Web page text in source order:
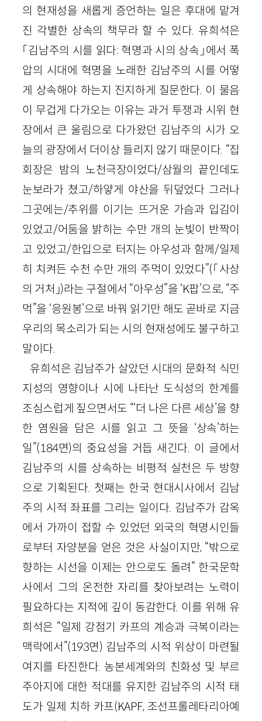
의 현재성을 새롭게 증언하는 일은 후대에 맡겨
진 각별한 상속의 책무라 할 수 있다. 유희석은
「김남주의 시를 읽다: 혁명과 시의 상속」에서 폭
압의 시대에 혁명을 노래한 김남주의 시를 어떻
게 상속해야 하는지 진지하게 질문한다. 이 물음
이 무겁게 다가오는 이유는 과거 투쟁과 시위 현
장에서 큰 울림으로 다가왔던 김남주의 시가 오
늘의 광장에서 더이상 들리지 않기 때문이다. “집
회장은 밤의 노천극장이었다/삼월의 끝인데도
눈보라가 쳤고/하얗게 야산을 뒤덮었다 그러나
그곳에는/추위를 이기는 뜨거운 가슴과 입김이
있었고/어둠을 밝히는 수만 개의 눈빛이 반짝이
고 있었고/한입으로 터지는 아우성과 함께/일제
히 치켜든 수천 수만 개의 주먹이 있었다”(「사상
의 거처」)라는 구절에서 “아우성”을 ‘K팝’으로, “주
먹”을 ‘응원봉’으로 바꿔 읽기만 해도 곧바로 지금
우리의 목소리가 되는 시의 현재성에도 불구하고
말이다.
유희석은 김남주가 살았던 시대의 문화적 식민
지성의 영향이나 시에 나타난 도식성의 한계를
조심스럽게 짚으면서도 “‘더 나은 다른 세상’을 향
한 염원을 담은 시를 읽고 그 뜻을 ‘상속’하는
일”(184면)의 중요성을 거듭 새긴다. 이 글에서
김남주의 시를 상속하는 비평적 실천은 두 방향
으로 기획된다. 첫째는 한국 현대시사에서 김남
주의 시적 좌표를 그리는 일이다. 김남주가 감옥
에서 가까이 접할 수 있었던 외국의 혁명시인들
로부터 자양분을 얻은 것은 사실이지만, “밖으로
향하는 시선을 이제는 안으로도 돌려” 한국문학
사에서 그의 온전한 자리를 찾아보려는 노력이
필요하다는 지적에 깊이 동감한다. 이를 위해 유
희석은 “일제 강점기 카프의 계승과 극복이라는
맥락에서”(193면) 김남주의 시적 위상이 마련될
여지를 타진한다. 농본세계와의 친화성 및 부르
주아지에 대한 적대를 유지한 김남주의 시적 태
도가 일제 치하 카프(KAPF, 조선프롤레타리아예